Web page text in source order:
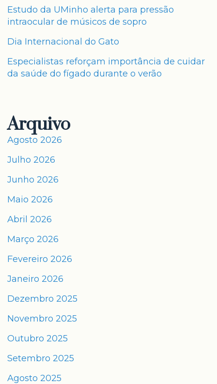
Estudo da UMinho alerta para pressão
intraocular de músicos de sopro
Dia Internacional do Gato
Especialistas reforçam importância de cuidar
da saúde do fígado durante o verão
Arquivo
Agosto 2026
Julho 2026
Junho 2026
Maio 2026
Abril 2026
Março 2026
Fevereiro 2026
Janeiro 2026
Dezembro 2025
Novembro 2025
Outubro 2025
Setembro 2025
Agosto 2025